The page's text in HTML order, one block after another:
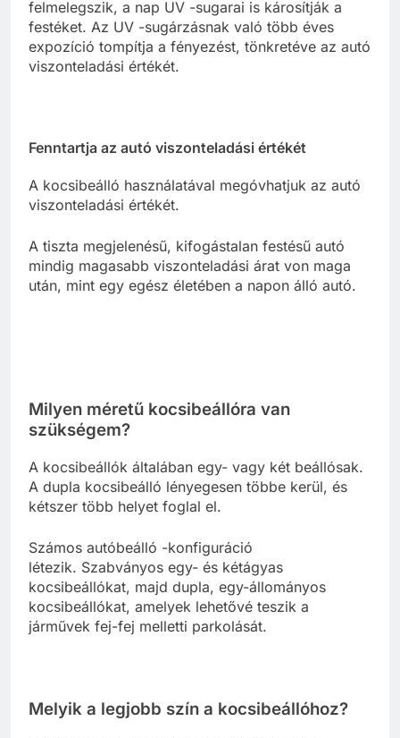
felmelegszik, a nap UV -sugarai is károsítják a
festéket. Az UV -sugárzásnak való több éves
expozíció tompítja a fényezést, tönkretéve az autó
viszonteladási értékét.
Fenntartja az autó viszonteladási értékét
A kocsibeálló használatával megóvhatjuk az autó
viszonteladási értékét.
A tiszta megjelenésű, kifogástalan festésű autó
mindig magasabb viszonteladási árat von maga
után, mint egy egész életében a napon álló autó.
Milyen méretű kocsibeállóra van
szükségem?
A kocsibeállók általában egy- vagy két beállósak.
A dupla kocsibeálló lényegesen többe kerül, és
kétszer több helyet foglal el.
Számos autóbeálló -konfiguráció
létezik. Szabványos egy- és kétágyas
kocsibeállókat, majd dupla, egy-állományos
kocsibeállókat, amelyek lehetővé teszik a
járművek fej-fej melletti parkolását.
Melyik a legjobb szín a kocsibeállóhoz?